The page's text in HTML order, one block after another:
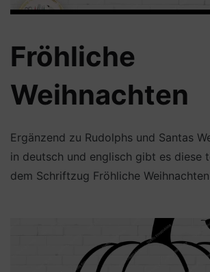
Fröhliche
Weihnachten
Ergänzend zu Rudolphs und Santas
in deutsch und englisch gibt es diese
dem Schriftzug Fröhliche